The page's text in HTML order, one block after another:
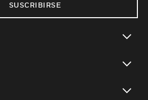
SUSCRIBIRSE